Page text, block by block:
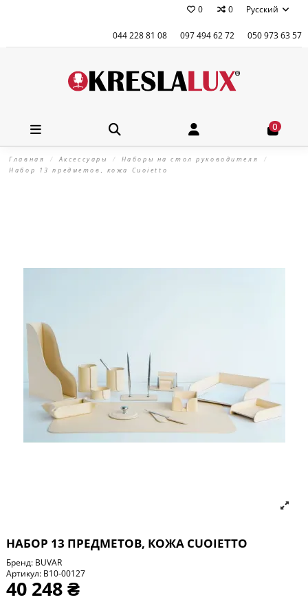
0 0 Русский
044 228 81 08 097 494 62 72 050 973 63 57
0
Главная Аксессуары
Наборы на стол руководителя
Набор 13 предметов, кожа Сuoietto
НАБОР 13 ПРЕДМЕТОВ, КОЖА СUOIETTO
Бренд: BUVAR
Артикул: B10-00127
40 248 ₴